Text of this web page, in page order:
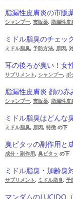
脂漏性皮膚炎の市販
シャンプー, 市販薬, 脂漏性皮
ミドル脂臭のチェッ
ミドル脂臭, 予防方法, 原因,
耳の後ろが臭い！女
サプリメント, シャンプー, ボ
脂漏性皮膚炎 顔の赤
シャンプー, 市販薬, 脂漏性皮
ミドル脂臭はどんな
ミドル脂臭, 原因, 特徴 の下
臭ピタッの副作用と
成分・副作用, 臭ピタッ の下
ミドル脂臭・加齢臭
サプリメント, ミドル脂臭, 予
マンダムのLUCIDO